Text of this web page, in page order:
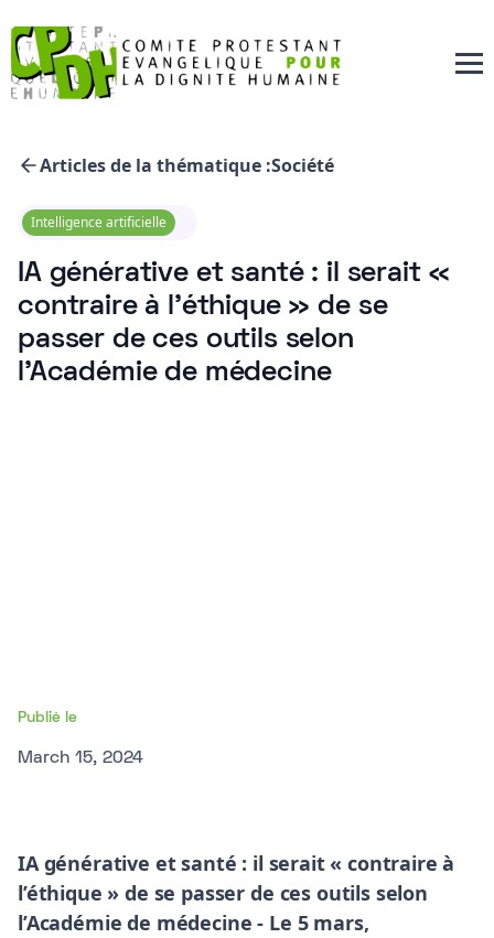
Articles de la thématique :Société
Intelligence artificielle
IA générative et santé : il serait «
contraire à l’éthique » de se
passer de ces outils selon
l’Académie de médecine
Publié le
March 15, 2024
IA générative et santé : il serait « contraire à
l’éthique » de se passer de ces outils selon
l’Académie de médecine - Le 5 mars,